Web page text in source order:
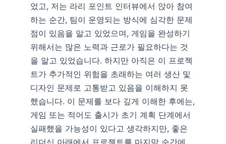
었고, 저는 라리 포인트 인터뷰에서 앉아 참여
하는 순간, 팀이 운영되는 방식에 심각한 문제
점이 있음을 알고 있었으며, 게임을 완성하기
위해서는 많은 노력과 근로가 필요하다는 것
을 알고 있었습니다. 하지만 아직은 이 프로젝
트가 추가적인 위험을 초래하는 여러 생산 및
디자인 문제로 고통받고 있음을 이해하지 못
했습니다. 이 문제를 보다 깊게 이해한 후에는,
게임 또는 적어도 출시가 초기 계획 단계에서
실패했을 가능성이 있다고 생각하지만, 좋은
리더십 아래에서 프로젝트를 마지막 순간에